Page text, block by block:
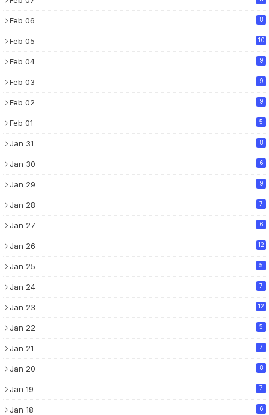
Feb 06 8
Feb 05 10
Feb 04 9
Feb 03 9
Feb 02 9
Feb 01 5
Jan 31 8
Jan 30 6
Jan 29 9
Jan 28 7
Jan 27 6
Jan 26 12
Jan 25 5
Jan 24 7
Jan 23 12
Jan 22 5
Jan 21 7
Jan 20 8
Jan 19 7
Jan 18 6